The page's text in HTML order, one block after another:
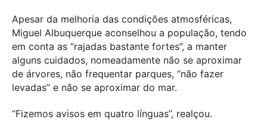
Apesar da melhoria das condições atmosféricas,
Miguel Albuquerque aconselhou a população, tendo
em conta as “rajadas bastante fortes”, a manter
alguns cuidados, nomeadamente não se aproximar
de árvores, não frequentar parques, “não fazer
levadas” e não se aproximar do mar.
“Fizemos avisos em quatro línguas”, realçou.